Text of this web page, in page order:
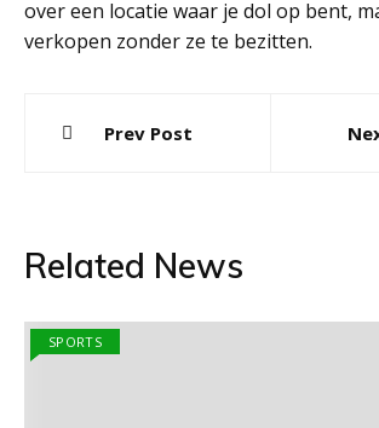
over een locatie waar je dol op bent,
verkopen zonder ze te bezitten.
navigation
Prev Post
Related News
SPORTS